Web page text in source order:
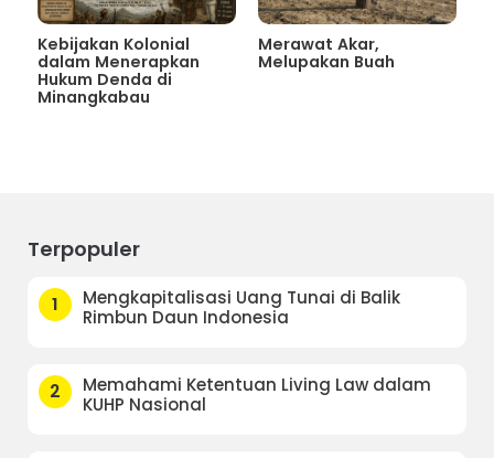
Kebijakan Kolonial
dalam Menerapkan
Hukum Denda di
Minangkabau
Merawat Akar,
Melupakan Buah
Terpopuler
1
Mengkapitalisasi Uang Tunai di Balik
Rimbun Daun Indonesia
2
Memahami Ketentuan Living Law dalam
KUHP Nasional